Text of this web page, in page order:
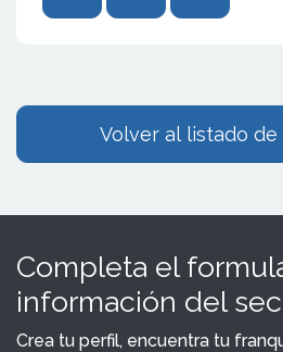
Volver al listado
Completa el
información del
Crea tu perfil, encuentra tu